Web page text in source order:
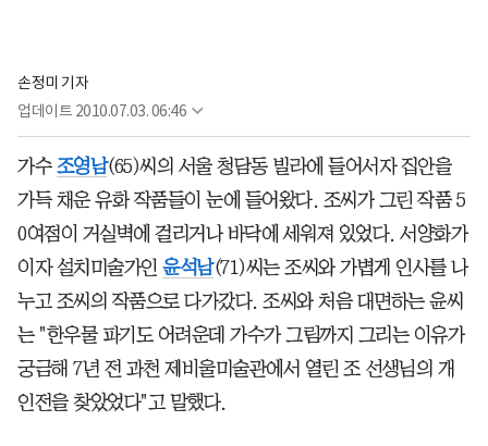
손정미 기자
업데이트 2010.07.03. 06:46
가수 조영남(65)씨의 서울 청담동 빌라에 들어서자 집안을
가득 채운 유화 작품들이 눈에 들어왔다. 조씨가 그린 작품 5
0여점이 거실벽에 걸리거나 바닥에 세워져 있었다. 서양화가
이자 설치미술가인 윤석남(71)씨는 조씨와 가볍게 인사를 나
누고 조씨의 작품으로 다가갔다. 조씨와 처음 대면하는 윤씨
는 "한우물 파기도 어려운데 가수가 그림까지 그리는 이유가
궁금해 7년 전 과천 제비울미술관에서 열린 조 선생님의 개
인전을 찾았었다"고 말했다.